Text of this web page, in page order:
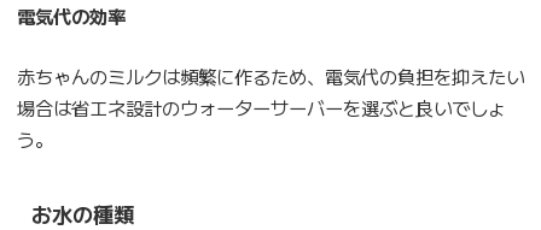
電気代の効率
赤ちゃんのミルクは頻繁に作るため、電気代の負担を抑えたい
場合は省エネ設計のウォーターサーバーを選ぶと良いでしょ
う。
お水の種類